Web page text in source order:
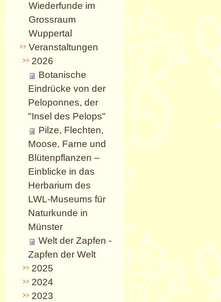
Wiederfunde im
Grossraum
Wuppertal
Veranstaltungen
2026
Botanische
Eindrücke von der
Peloponnes, der
"Insel des Pelops"
Pilze, Flechten,
Moose, Farne und
Blütenpflanzen –
Einblicke in das
Herbarium des
LWL-Museums für
Naturkunde in
Münster
Welt der Zapfen -
Zapfen der Welt
2025
2024
2023